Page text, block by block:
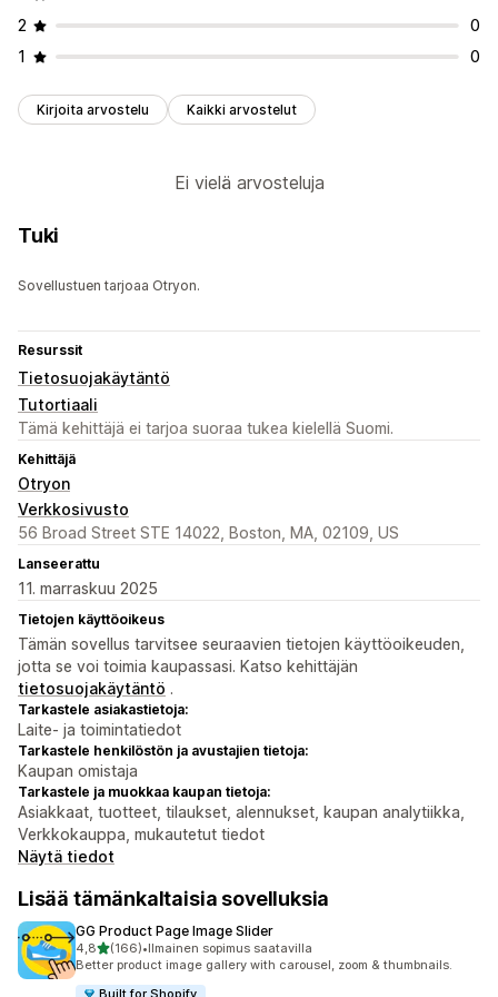
2
0
1
0
Kirjoita arvostelu Kaikki arvostelut
Ei vielä arvosteluja
Tuki
Sovellustuen tarjoaa Otryon.
Resurssit
Tietosuojakäytäntö
Tutortiaali
Tämä kehittäjä ei tarjoa suoraa tukea kielellä Suomi.
Kehittäjä
Otryon
Verkkosivusto
56 Broad Street STE 14022, Boston, MA, 02109, US
Lanseerattu
11. marraskuu 2025
Tietojen käyttöoikeus
Tämän sovellus tarvitsee seuraavien tietojen käyttöoikeuden,
jotta se voi toimia kaupassasi. Katso kehittäjän
tietosuojakäytäntö .
Tarkastele asiakastietoja:
Laite- ja toimintatiedot
Tarkastele henkilöstön ja avustajien tietoja:
Kaupan omistaja
Tarkastele ja muokkaa kaupan tietoja:
Asiakkaat, tuotteet, tilaukset, alennukset, kaupan analytiikka,
Verkkokauppa, mukautetut tiedot
Näytä tiedot
Lisää tämänkaltaisia sovelluksia
GG Product Page Image Slider
4,8/ 5 tähteä
(166)
166 arvostelua yhteensä
•Ilmainen sopimus saatavilla
Better product image gallery with carousel, zoom & thumbnails.
Built for Shopify